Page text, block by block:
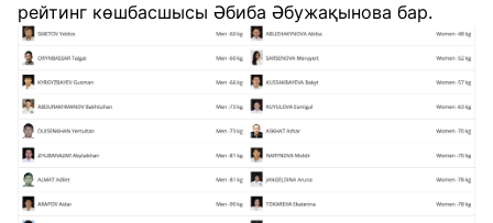
рейтинг көшбасшысы Әбиба Әбужақынова бар.